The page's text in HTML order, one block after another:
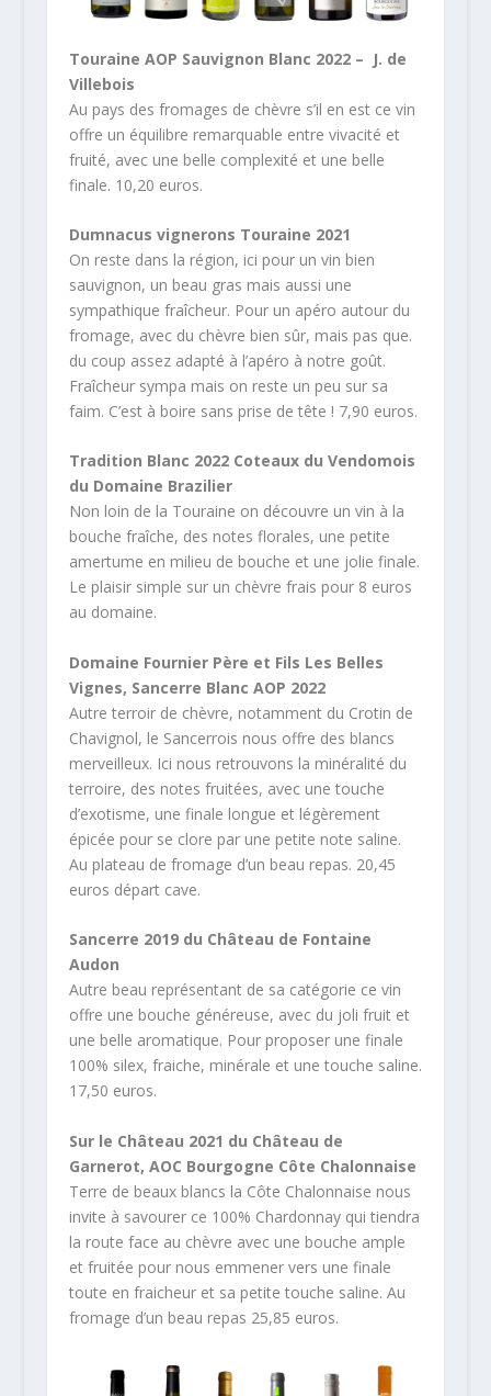
Touraine AOP Sauvignon Blanc 2022 – J. de
Villebois
Au pays des fromages de chèvre s’il en est ce vin
offre un équilibre remarquable entre vivacité et
fruité, avec une belle complexité et une belle
finale. 10,20 euros.
Dumnacus vignerons Touraine 2021
On reste dans la région, ici pour un vin bien
sauvignon, un beau gras mais aussi une
sympathique fraîcheur. Pour un apéro autour du
fromage, avec du chèvre bien sûr, mais pas que.
du coup assez adapté à l’apéro à notre goût.
Fraîcheur sympa mais on reste un peu sur sa
faim. C’est à boire sans prise de tête ! 7,90 euros.
Tradition Blanc 2022 Coteaux du Vendomois
du Domaine Brazilier
Non loin de la Touraine on découvre un vin à la
bouche fraîche, des notes florales, une petite
amertume en milieu de bouche et une jolie finale.
Le plaisir simple sur un chèvre frais pour 8 euros
au domaine.
Domaine Fournier Père et Fils Les Belles
Vignes, Sancerre Blanc AOP 2022
Autre terroir de chèvre, notamment du Crotin de
Chavignol, le Sancerrois nous offre des blancs
merveilleux. Ici nous retrouvons la minéralité du
terroire, des notes fruitées, avec une touche
d’exotisme, une finale longue et légèrement
épicée pour se clore par une petite note saline.
Au plateau de fromage d’un beau repas. 20,45
euros départ cave.
Sancerre 2019 du Château de Fontaine
Audon
Autre beau représentant de sa catégorie ce vin
offre une bouche généreuse, avec du joli fruit et
une belle aromatique. Pour proposer une finale
100% silex, fraiche, minérale et une touche saline.
17,50 euros.
Sur le Château 2021 du Château de
Garnerot, AOC Bourgogne Côte Chalonnaise
Terre de beaux blancs la Côte Chalonnaise nous
invite à savourer ce 100% Chardonnay qui tiendra
la route face au chèvre avec une bouche ample
et fruitée pour nous emmener vers une finale
toute en fraicheur et sa petite touche saline. Au
fromage d’un beau repas 25,85 euros.